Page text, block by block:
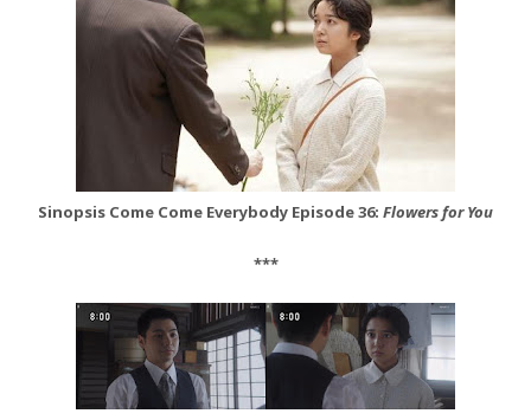
Sinopsis Come Come Everybody Episode 36: Flowers for You
***